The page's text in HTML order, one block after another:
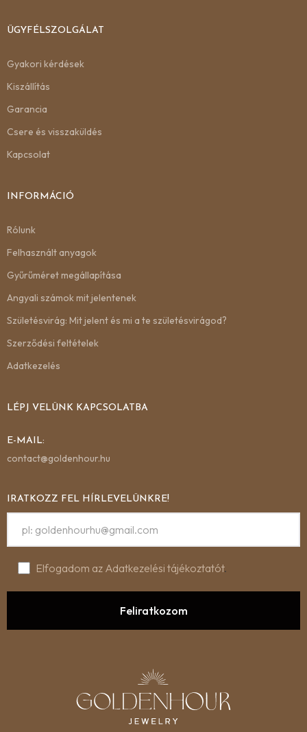
ÜGYFÉLSZOLGÁLAT
Gyakori kérdések
Kiszállítás
Garancia
Csere és visszaküldés
Kapcsolat
INFORMÁCIÓ
Rólunk
Felhasznált anyagok
Gyűrűméret megállapítása
Angyali számok mit jelentenek
Születésvirág: Mit jelent és mi a te születésvirágod?
Szerződési feltételek
Adatkezelés
LÉPJ VELÜNK KAPCSOLATBA
E-MAIL:
contact@goldenhour.hu
IRATKOZZ FEL HÍRLEVELÜNKRE!
Elfogadom az Adatkezelési tájékoztatót.